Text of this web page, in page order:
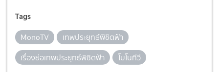
Tags
MonoTV
เทพประยุทธ์พิชิตฟ้า
เรื่องย่อเทพประยุทธ์พิชิตฟ้า
โมโนทีวี